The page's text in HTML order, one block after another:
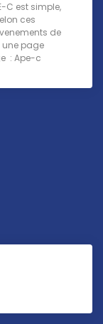
C est simple,
ces
de
page
: Ape-c